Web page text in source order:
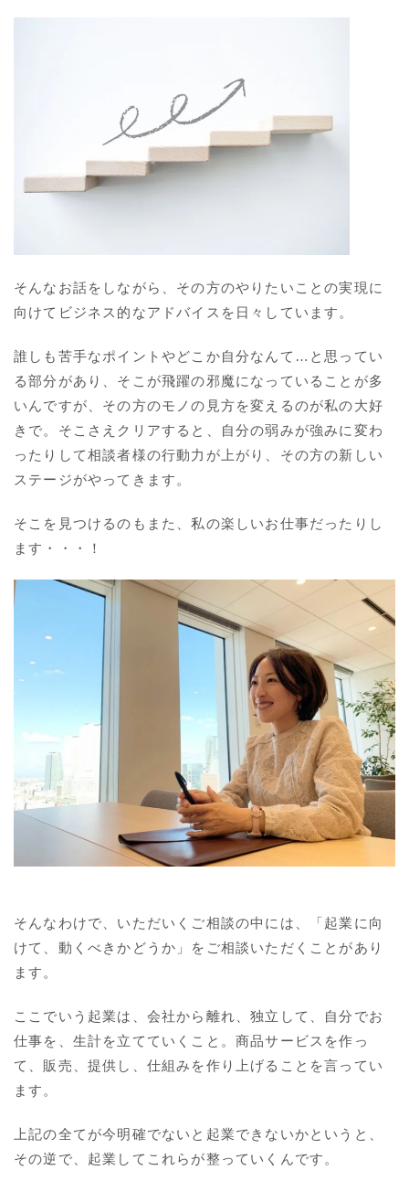
そんなお話をしながら、その方のやりたいことの実現に
向けてビジネス的なアドバイスを日々しています。
誰しも苦手なポイントやどこか自分なんて…と思ってい
る部分があり、そこが飛躍の邪魔になっていることが多
いんですが、その方のモノの見方を変えるのが私の大好
きで。そこさえクリアすると、自分の弱みが強みに変わ
ったりして相談者様の行動力が上がり、その方の新しい
ステージがやってきます。
そこを見つけるのもまた、私の楽しいお仕事だったりし
ます・・・！
そんなわけで、いただいくご相談の中には、「起業に向
けて、動くべきかどうか」をご相談いただくことがあり
ます。
ここでいう起業は、会社から離れ、独立して、自分でお
仕事を、生計を立てていくこと。商品サービスを作っ
て、販売、提供し、仕組みを作り上げることを言ってい
ます。
上記の全てが今明確でないと起業できないかというと、
その逆で、起業してこれらが整っていくんです。